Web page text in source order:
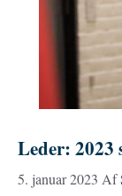
Leder: 2023
5. januar 2023 Af